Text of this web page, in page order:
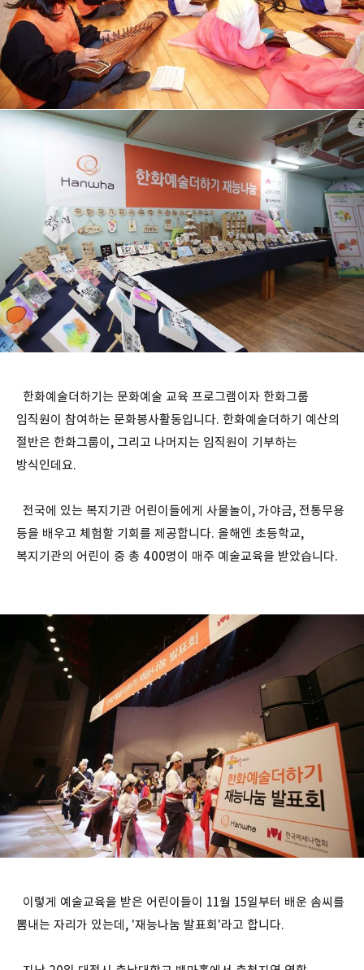
한화예술더하기는 문화예술 교육 프로그램이자 한화그룹
임직원이 참여하는 문화봉사활동입니다. 한화예술더하기 예산의
절반은 한화그룹이, 그리고 나머지는 임직원이 기부하는
방식인데요.
전국에 있는 복지기관 어린이들에게 사물놀이, 가야금, 전통무용
등을 배우고 체험할 기회를 제공합니다. 올해엔 초등학교,
복지기관의 어린이 중 총 400명이 매주 예술교육을 받았습니다.
이렇게 예술교육을 받은 어린이들이 11월 15일부터 배운 솜씨를
뽐내는 자리가 있는데, '재능나눔 발표회'라고 합니다.